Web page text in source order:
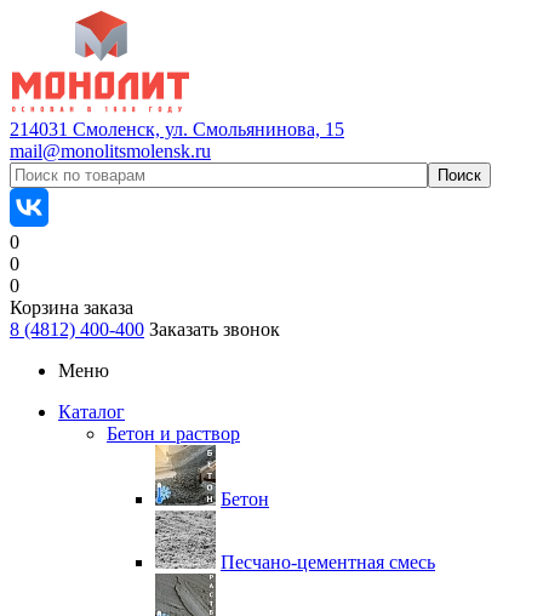
214031 Смоленск, ул. Смольянинова, 15
mail@monolitsmolensk.ru
0
0
0
Корзина заказа
8 (4812) 400-400 Заказать звонок
Меню
Каталог
Бетон и раствор
Бетон
Песчано-цементная смесь